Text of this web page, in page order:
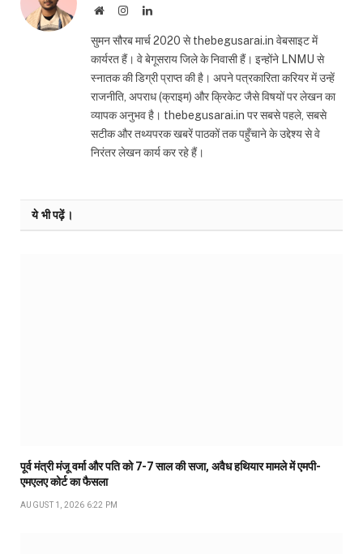
WebsiteInstagramLinkedIn
सुमन सौरब मार्च 2020 से thebegusarai.in वेबसाइट में
कार्यरत हैं। वे बेगूसराय जिले के निवासी हैं। इन्होंने LNMU से
स्नातक की डिग्री प्राप्त की है। अपने पत्रकारिता करियर में उन्हें
राजनीति, अपराध (क्राइम) और क्रिकेट जैसे विषयों पर लेखन का
व्यापक अनुभव है। thebegusarai.in पर सबसे पहले, सबसे
सटीक और तथ्यपरक खबरें पाठकों तक पहुँचाने के उद्देश्य से वे
निरंतर लेखन कार्य कर रहे हैं।
ये भी पढ़ें।
पूर्व मंत्री मंजू वर्मा और पति को 7-7 साल की सजा, अवैध हथियार मामले में एमपी-
एमएलए कोर्ट का फैसला
AUGUST 1, 2026 6:22 PM